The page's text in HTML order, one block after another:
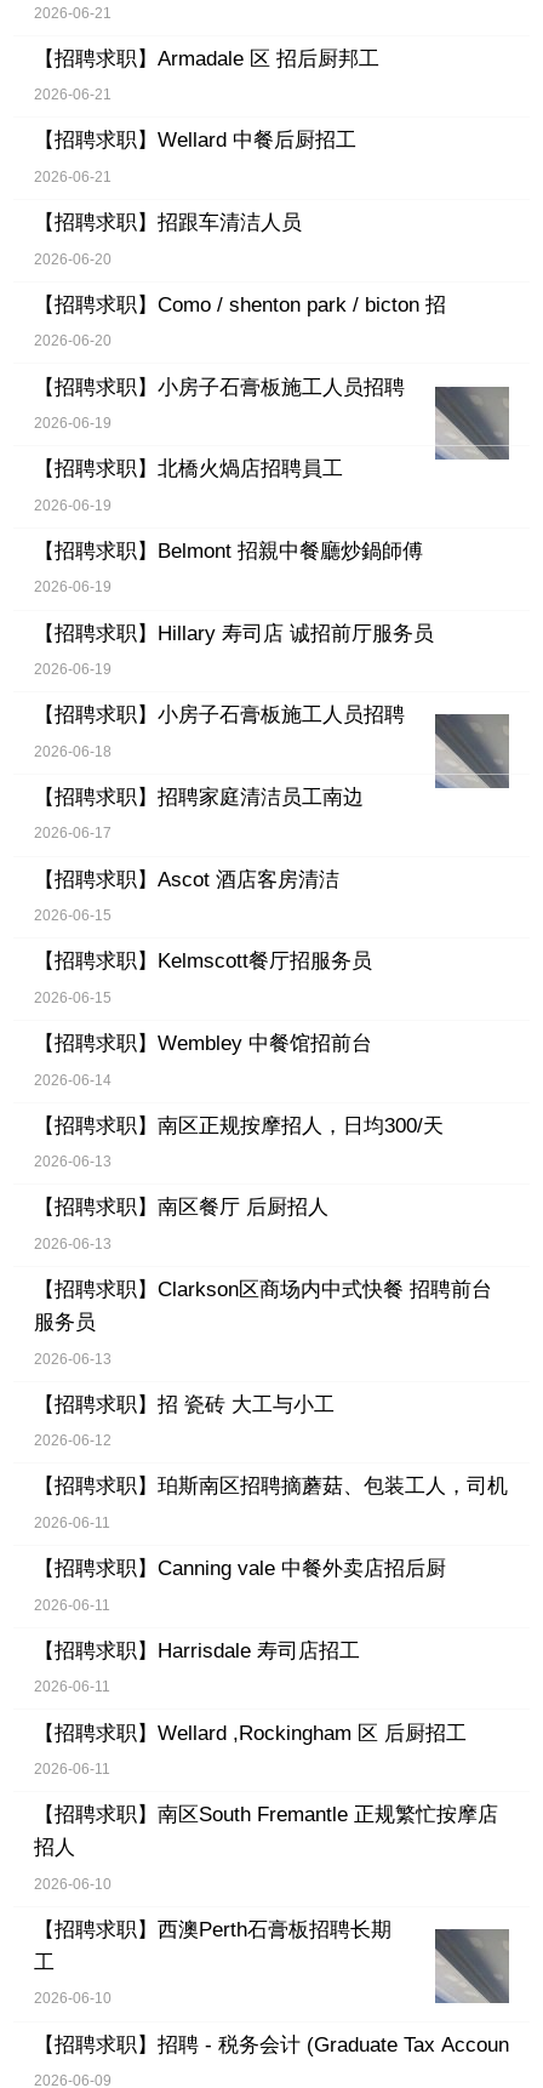
2026-06-21
【招聘求职】 Armadale 区 招后厨邦工
2026-06-21
【招聘求职】 Wellard 中餐后厨招工
2026-06-21
【招聘求职】 招跟车清洁人员
2026-06-20
【招聘求职】 Como / shenton park / bicton 招
2026-06-20
【招聘求职】 小房子石膏板施工人员招聘
2026-06-19
【招聘求职】 北橋火煱店招聘員工
2026-06-19
【招聘求职】 Belmont 招親中餐廳炒鍋師傅
2026-06-19
【招聘求职】 Hillary 寿司店 诚招前厅服务员
2026-06-19
【招聘求职】 小房子石膏板施工人员招聘
2026-06-18
【招聘求职】 招聘家庭清洁员工南边
2026-06-17
【招聘求职】 Ascot 酒店客房清洁
2026-06-15
【招聘求职】 Kelmscott餐厅招服务员
2026-06-15
【招聘求职】 Wembley 中餐馆招前台
2026-06-14
【招聘求职】 南区正规按摩招人，日均300/天
2026-06-13
【招聘求职】 南区餐厅 后厨招人
2026-06-13
【招聘求职】 Clarkson区商场内中式快餐 招聘前台
服务员
2026-06-13
【招聘求职】 招 瓷砖 大工与小工
2026-06-12
【招聘求职】 珀斯南区招聘摘蘑菇、包装工人，司机
2026-06-11
【招聘求职】 Canning vale 中餐外卖店招后厨
2026-06-11
【招聘求职】 Harrisdale 寿司店招工
2026-06-11
【招聘求职】 Wellard ,Rockingham 区 后厨招工
2026-06-11
【招聘求职】 南区South Fremantle 正规繁忙按摩店
招人
2026-06-10
【招聘求职】 西澳Perth石膏板招聘长期
工
2026-06-10
【招聘求职】 招聘 - 税务会计 (Graduate Tax Accoun
2026-06-09